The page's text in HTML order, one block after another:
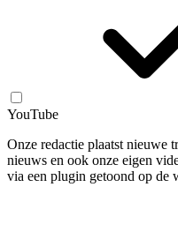
YouTube
Onze redactie plaatst nieuwe
nieuws en ook onze eigen
via een plugin getoond op de